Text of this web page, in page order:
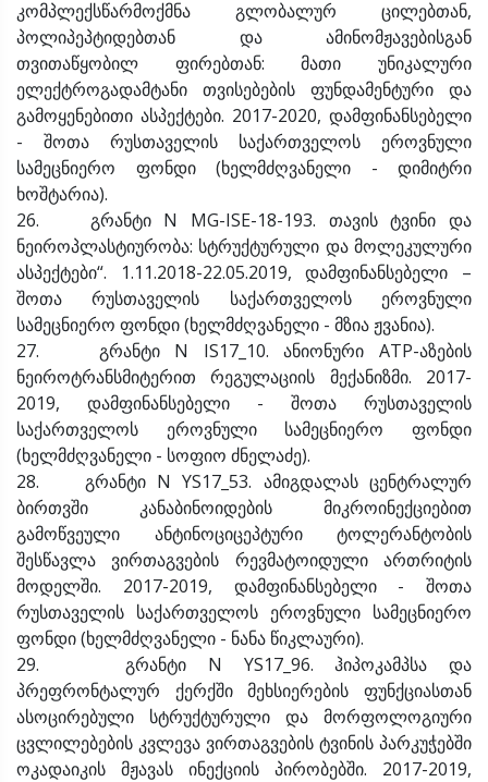
კომპლექსწარმოქმნა გლობალურ ცილებთან,
პოლიპეპტიდებთან და ამინომჟავებისგან
თვითაწყობილ ფირებთან: მათი უნიკალური
ელექტროგადამტანი თვისებების ფუნდამენტური და
გამოყენებითი ასპექტები. 2017-2020, დამფინანსებელი
- შოთა რუსთაველის საქართველოს ეროვნული
სამეცნიერო ფონდი (ხელმძღვანელი - დიმიტრი
ხოშტარია).
26. გრანტი N MG-ISE-18-193. თავის ტვინი და
ნეიროპლასტიურობა: სტრუქტურული და მოლეკულური
ასპექტები“. 1.11.2018-22.05.2019, დამფინანსებელი –
შოთა რუსთაველის საქართველოს ეროვნული
სამეცნიერო ფონდი (ხელმძღვანელი - მზია ჟვანია).
27. გრანტი N IS17_10. ანიონური ATP-აზების
ნეიროტრანსმიტერით რეგულაციის მექანიზმი. 2017-
2019, დამფინანსებელი - შოთა რუსთაველის
საქართველოს ეროვნული სამეცნიერო ფონდი
(ხელმძღვანელი - სოფიო ძნელაძე).
28. გრანტი N YS17_53. ამიგდალას ცენტრალურ
ბირთვში კანაბინოიდების მიკროინექციებით
გამოწვეული ანტინოციცეპტური ტოლერანტობის
შესწავლა ვირთაგვების რევმატოიდული ართრიტის
მოდელში. 2017-2019, დამფინანსებელი - შოთა
რუსთაველის საქართველოს ეროვნული სამეცნიერო
ფონდი (ხელმძღვანელი - ნანა წიკლაური).
29. გრანტი N YS17_96. ჰიპოკამპსა და
პრეფრონტალურ ქერქში მეხსიერების ფუნქციასთან
ასოცირებული სტრუქტურული და მორფოლოგიური
ცვლილებების კვლევა ვირთაგვების ტვინის პარკუჭებში
ოკადაიკის მჟავას ინექციის პირობებში. 2017-2019,